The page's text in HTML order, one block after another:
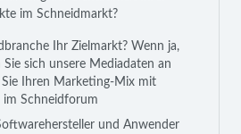
im Schneidmarkt?
Ihr Zielmarkt? Wenn ja,
Sie sich unsere Mediadaten an
Sie Ihren Marketing-Mix mit
im Schneidforum
und Anwender